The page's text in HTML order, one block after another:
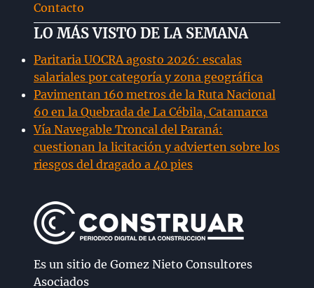
Contacto
LO MÁS VISTO DE LA SEMANA
Paritaria UOCRA agosto 2026: escalas
salariales por categoría y zona geográfica
Pavimentan 160 metros de la Ruta Nacional
60 en la Quebrada de La Cébila, Catamarca
Vía Navegable Troncal del Paraná:
cuestionan la licitación y advierten sobre los
riesgos del dragado a 40 pies
Es un sitio de Gomez Nieto Consultores
Asociados